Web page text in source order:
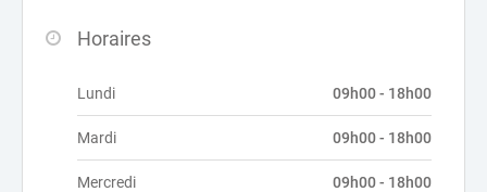
Horaires
Lundi 09h00 - 18h00
Mardi 09h00 - 18h00
Mercredi 09h00 - 18h00